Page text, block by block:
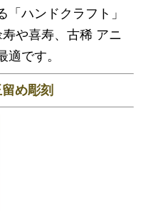
ハンドクラフト」
や喜寿、古稀 アニ
です。
め彫刻